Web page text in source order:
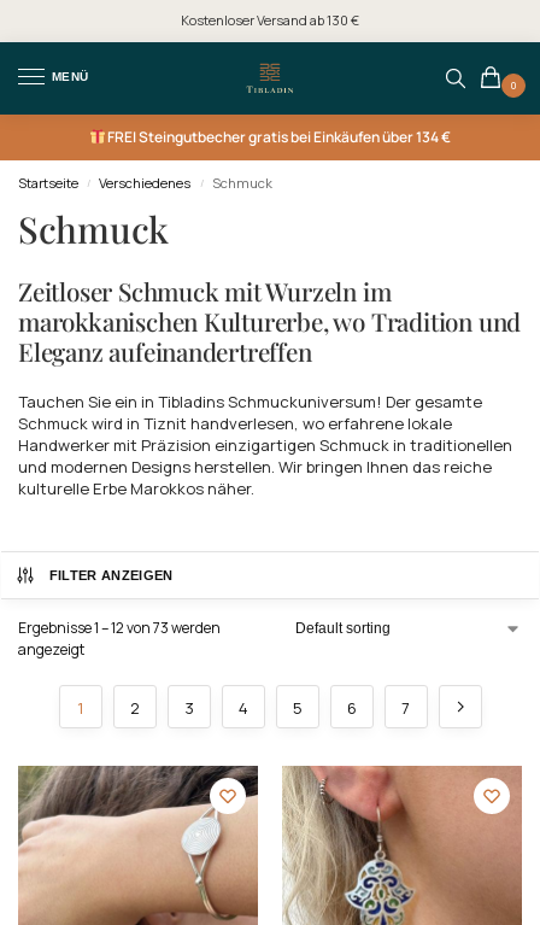
Kostenloser Versand ab 130 €
MENÜ
0
FREISteingutbecher gratis bei Einkäufen über 134 €
Startseite / Verschiedenes / Schmuck
Schmuck
Zeitloser Schmuck mit Wurzeln im
marokkanischen Kulturerbe, wo Tradition und
Eleganz aufeinandertreffen
Tauchen Sie ein in Tibladins Schmuckuniversum! Der gesamte
Schmuck wird in Tiznit handverlesen, wo erfahrene lokale
Handwerker mit Präzision einzigartigen Schmuck in traditionellen
und modernen Designs herstellen. Wir bringen Ihnen das reiche
kulturelle Erbe Marokkos näher.
FILTER ANZEIGEN
Ergebnisse 1 – 12 von 73 werden
angezeigt
1 2 3 4 5 6 7